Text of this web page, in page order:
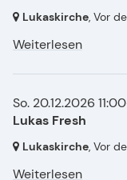
Lukaskirche , Vor
Weiterlesen
So. 20.12.2026
Lukas Fresh
Lukaskirche , Vor
Weiterlesen